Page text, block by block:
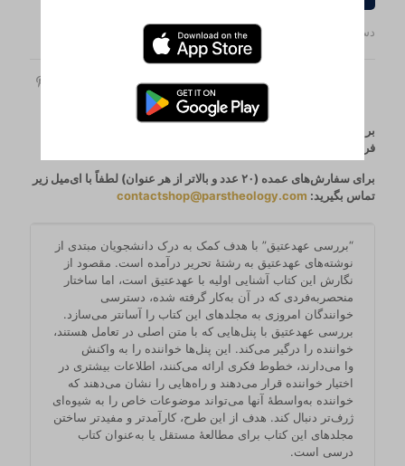
دسته‌بندی‌ها پرفروش‌ترین‌ها,کتاب ها,تاریخی الاهیاتی
Share
برای سفارش دادن با مشکل مواجه شدید؟ می‌توانید فهرست
فروشگاه‌ها را
برای سفارش‌های عمده (۲۰ عدد و بالاتر از هر عنوان) لطفاً با ای‌میل زیر
تماس بگیرید: contactshop@parstheology.com
“بررسی عهدعتیق” با هدف کمک به درک دانشجویان مبتدی از
نوشته‌های عهدعتیق به رشتۀ تحریر درآمده است. مقصود از
نگارش این کتاب آشنایی اولیه با عهدعتیق است، اما ساختار
منحصربه‌فردی که در آن به‌کار گرفته شده، دسترسی
خوانندگان امروزی به مجلدهای این کتاب را آسانتر می‌سازد.
بررسی عهدعتیق با پنل‌هایی که با متن اصلی در تعامل هستند،
خواننده را درگیر می‌کند. این پنل‌ها خواننده را به واکنش
وا می‌دارند، خطوط فکری ارائه می‌کنند، اطلاعات بیشتری در
اختیار خواننده قرار می‌دهند و راه‌هایی را نشان می‌دهند که
خواننده به‌واسطۀ آنها می‌تواند موضوعات خاص را به شیوه‌ای
ژرف‌تر دنبال کند. هدف از این طرح، کارآمدتر و مفیدتر ساختن
مجلدهای این کتاب برای مطالعۀ مستقل یا به‌عنوان کتاب
درسی است.